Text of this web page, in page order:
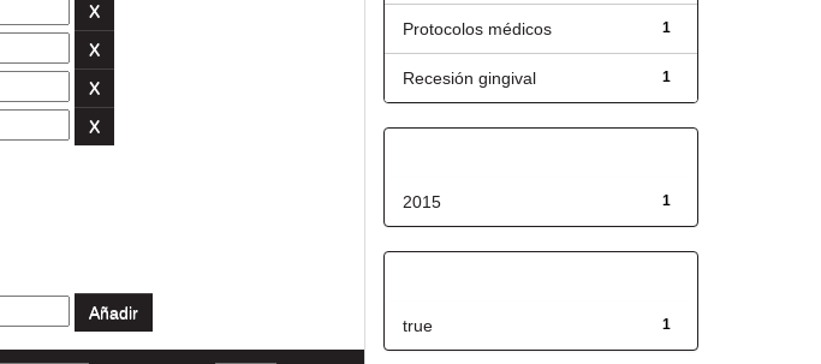
1
Protocolos médicos
1
Recesión gingival
1
2015
1
true